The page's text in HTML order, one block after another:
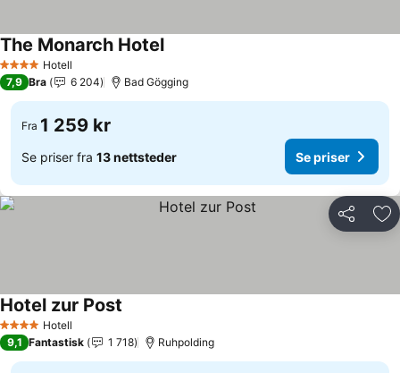
4 StjernerHotell
The Monarch HotelSe priser
7,9 Bra 6 204 Bad Gögging
Fra 1 259 kr
Se priser fra 13 nettsteder Se priser
Del
4 StjernerHotell
Hotel zur Post
9,1 Fantastisk 1 718 Ruhpolding